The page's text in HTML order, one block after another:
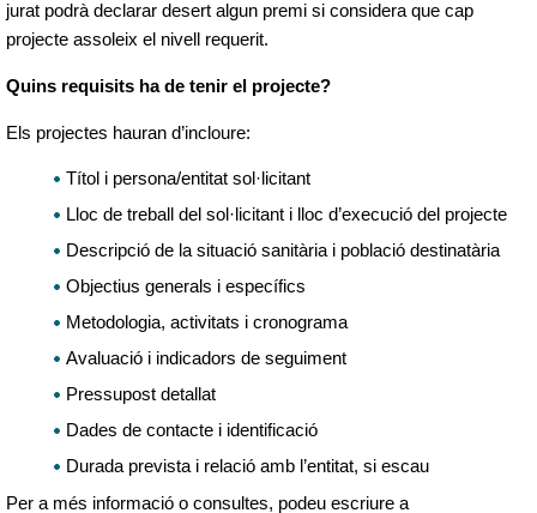
jurat podrà declarar desert algun premi si considera que cap
projecte assoleix el nivell requerit.
Quins requisits ha de tenir el projecte?
Els projectes hauran d’incloure:
Títol i persona/entitat sol·licitant
Lloc de treball del sol·licitant i lloc d’execució del projecte
Descripció de la situació sanitària i població destinatària
Objectius generals i específics
Metodologia, activitats i cronograma
Avaluació i indicadors de seguiment
Pressupost detallat
Dades de contacte i identificació
Durada prevista i relació amb l’entitat, si escau
Per a més informació o consultes, podeu escriure a